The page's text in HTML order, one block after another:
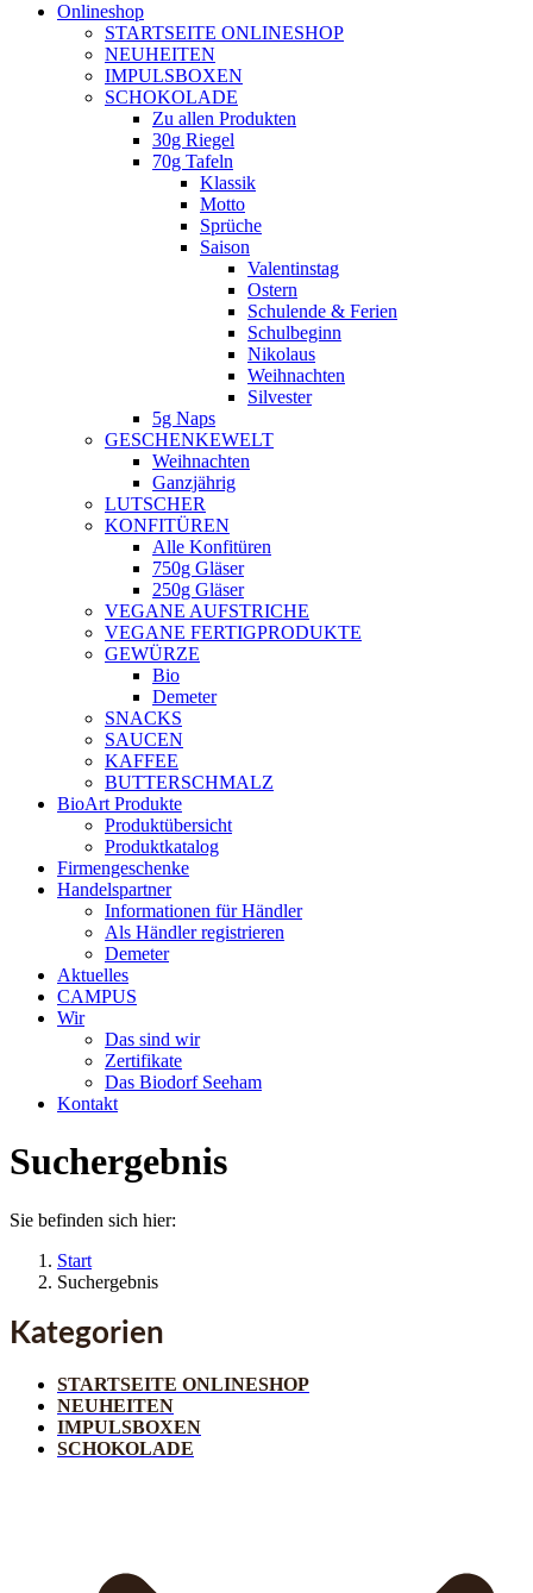
Onlineshop
STARTSEITE ONLINESHOP
NEUHEITEN
IMPULSBOXEN
SCHOKOLADE
Zu allen Produkten
30g Riegel
70g Tafeln
Klassik
Motto
Sprüche
Saison
Valentinstag
Ostern
Schulende & Ferien
Schulbeginn
Nikolaus
Weihnachten
Silvester
5g Naps
GESCHENKEWELT
Weihnachten
Ganzjährig
LUTSCHER
KONFITÜREN
Alle Konfitüren
750g Gläser
250g Gläser
VEGANE AUFSTRICHE
VEGANE FERTIGPRODUKTE
GEWÜRZE
Bio
Demeter
SNACKS
SAUCEN
KAFFEE
BUTTERSCHMALZ
BioArt Produkte
Produktübersicht
Produktkatalog
Firmengeschenke
Handelspartner
Informationen für Händler
Als Händler registrieren
Demeter
Aktuelles
CAMPUS
Wir
Das sind wir
Zertifikate
Das Biodorf Seeham
Kontakt
Suchergebnis
Sie befinden sich hier:
Start
Suchergebnis
Kategorien
STARTSEITE ONLINESHOP
NEUHEITEN
IMPULSBOXEN
SCHOKOLADE